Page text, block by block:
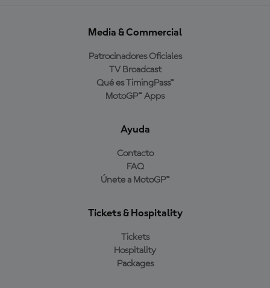
Media & Commercial
Patrocinadores Oficiales
TV Broadcast
Qué es TimingPass™
MotoGP™ Apps
Ayuda
Contacto
FAQ
Únete a MotoGP™
Tickets & Hospitality
Tickets
Hospitality
Packages